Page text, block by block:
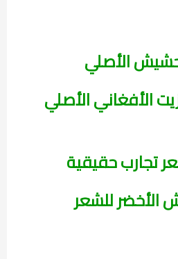
الأصلي
الأفغاني الأصلي
تجارب حقيقية
الأخضر للشعر